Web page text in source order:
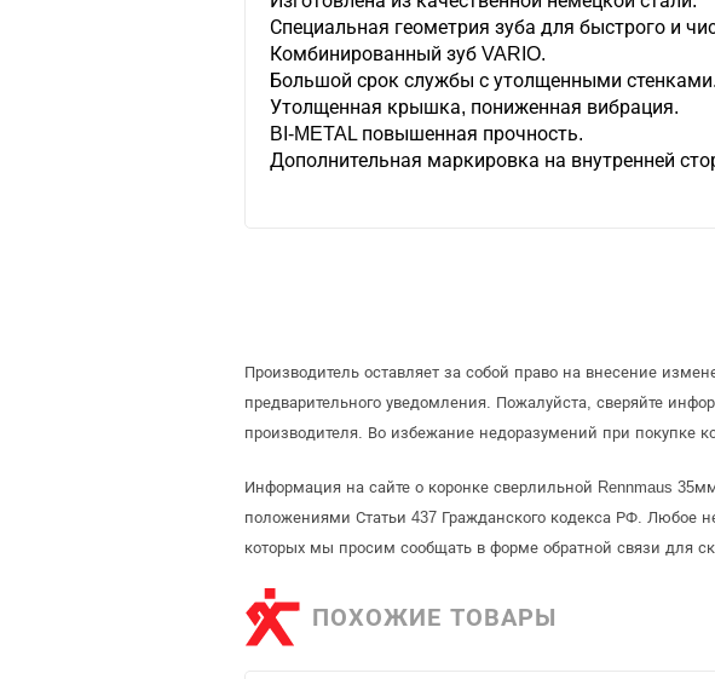
Специальная геометрия зуба для быстрого и
Комбинированный зуб VARIO.
Большой срок службы с утолщенными стенками.
Утолщенная крышка, пониженная вибрация.
BI-METAL повышенная прочность.
Дополнительная маркировка на внутренней
Производитель оставляет за собой право на внесение
предварительного уведомления. Пожалуйста, сверяйте
производителя. Во избежание недоразумений при покупке
Информация на сайте о коронке сверлильной Rennmaus
положениями Статьи 437 Гражданского кодекса РФ. Любое
которых мы просим сообщать в форме обратной связи для
ПОХОЖИЕ ТОВАРЫ